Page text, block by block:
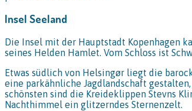
Insel Seeland
Die Insel mit der Hauptstadt Kopenhagen
seines Helden Hamlet. Vom Schloss ist
Etwas südlich von Helsingør liegt die
eine parkähnliche Jagdlandschaft
schönsten sind die Kreideklippen Stevns
Nachthimmel ein glitzerndes Sternenzelt.